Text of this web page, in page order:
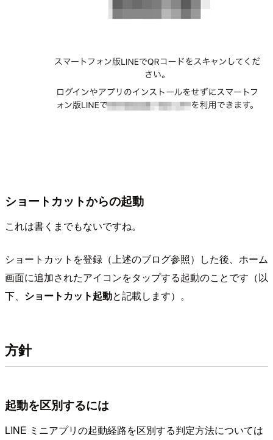
ショートカットからの起動
これは書くまでもないですね。
ショートカットを登録（上述のブログ参照）した後、ホーム
画面に追加されたアイコンをタップする起動のことです（以
下、 ショートカット起動と記載します）。
方針
起動を区別するには
LINE ミニアプリの起動経路を区別する判定方法については